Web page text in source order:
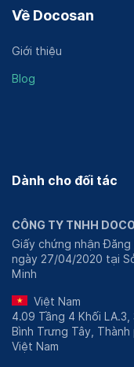
Về Docosan
Giới thiệu
Blog
Dành cho đối tác
CÔNG TY TNHH
Giấy chứng nhận
ngày 27/04/2020 tại
Minh
Việt Nam
4.09 Tầng 4 Khối
Bình Trưng Tây,
Việt Nam